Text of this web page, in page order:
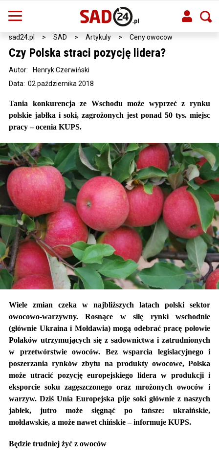
sad24.pl > SAD > Artykuly > Ceny owocow
Czy Polska straci pozycję lidera?
Data: 02 października 2018
Autor: Henryk Czerwiński
Tania konkurencja ze Wschodu może wyprzeć z rynku
polskie jabłka i soki, zagrożonych jest ponad 50 tys. miejsc
pracy – ocenia KUPS.
Wiele zmian czeka w najbliższych latach polski sektor
owocowo-warzywny. Rosnące w siłę rynki wschodnie
(głównie Ukraina i Mołdawia) mogą odebrać pracę połowie
Polaków utrzymujących się z sadownictwa i zatrudnionych
w przetwórstwie owoców. Bez wsparcia legislacyjnego i
poszerzania rynków zbytu na produkty owocowe, Polska
może utracić pozycję europejskiego lidera w produkcji i
eksporcie soku zagęszczonego oraz mrożonych owoców i
warzyw. Dziś Unia Europejska pije soki głównie z naszych
jabłek, jutro może sięgnąć po tańsze: ukraińskie,
mołdawskie, a może nawet chińskie – informuje KUPS.
Będzie trudniej żyć z owoców